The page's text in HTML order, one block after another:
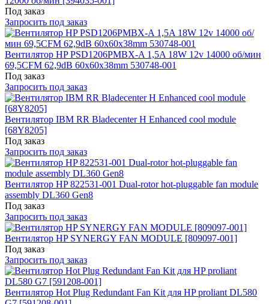
Под заказ
Запросить под заказ
Вентилятор HP PSD1206PMBX-A 1,5A 18W 12v 14000 об/мин
69,5CFM 62,9dB 60x60x38mm 530748-001
Под заказ
Запросить под заказ
Вентилятор IBM RR Bladecenter H Enhanced cool module
[68Y8205]
Под заказ
Запросить под заказ
Вентилятор HP 822531-001 Dual-rotor hot-pluggable fan module
assembly DL360 Gen8
Под заказ
Запросить под заказ
Вентилятор HP SYNERGY FAN MODULE [809097-001]
Под заказ
Запросить под заказ
Вентилятор Hot Plug Redundant Fan Kit для HP proliant DL580